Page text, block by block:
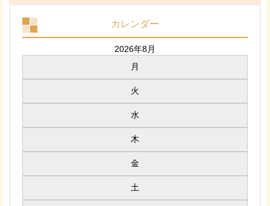
カレンダー
2026年8月
月
火
水
木
金
土